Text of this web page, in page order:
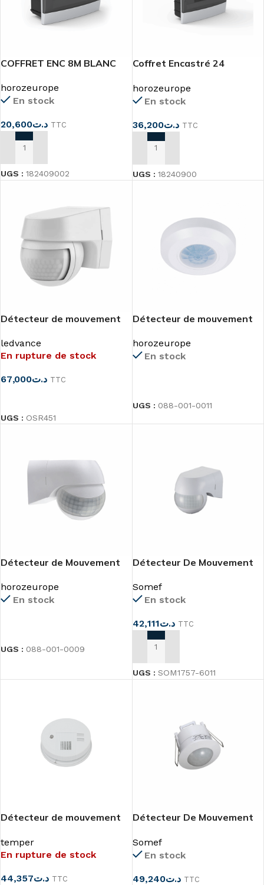
COFFRET ENC 8M BLANC
horozeurope
En stock
د.ت20,600 TTC
AJOUTER AU PANIER
UGS : 182409002
Coffret Encastré 24
horozeurope
En stock
د.ت36,200 TTC
AJOUTER AU PANIER
UGS : 18240900
Détecteur de mouvement
ledvance
En rupture de stock
د.ت67,000
TTC
UGS : OSR451
Détecteur de mouvement
horozeurope
En stock
UGS : 088-001-0011
Détecteur de Mouvement
horozeurope
En stock
UGS : 088-001-0009
Détecteur De Mouvement
Somef
En stock
د.ت42,111 TTC
AJOUTER AU PANIER
UGS : SOM1757-6011
Détecteur de mouvement
140°
temper
En rupture de stock
د.ت44,357 TTC
Détecteur De Mouvement
Somef
En stock
د.ت49,240 TTC